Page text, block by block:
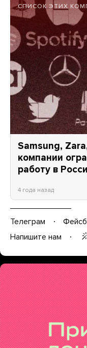
СПИСОК ЭТИХ
Samsung,
компании
работу в
4 года назад
Телеграм
Напишите нам